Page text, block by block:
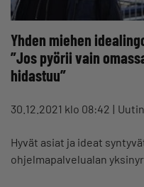
Yhden miehen
”Jos pyörii vain
hidastuu”
30.12.2021 klo 08:42
Hyvät asiat ja ideat
ohjelmapalvelualan